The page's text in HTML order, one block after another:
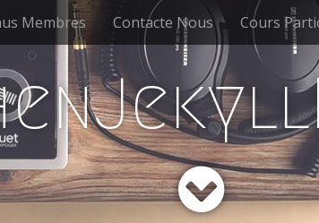
Membres Contacte Nous Cours